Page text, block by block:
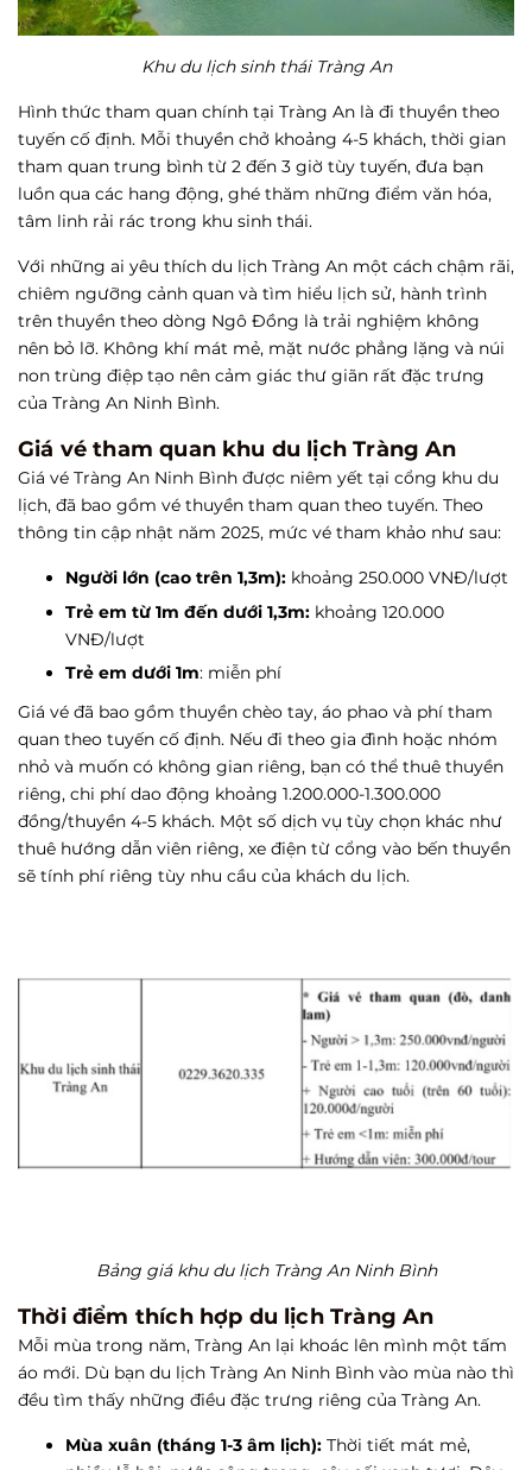
Khu du lịch sinh thái Tràng An
Hình thức tham quan chính tại Tràng An là đi thuyền theo
tuyến cố định. Mỗi thuyền chở khoảng 4-5 khách, thời gian
tham quan trung bình từ 2 đến 3 giờ tùy tuyến, đưa bạn
luồn qua các hang động, ghé thăm những điểm văn hóa,
tâm linh rải rác trong khu sinh thái.
Với những ai yêu thích du lịch Tràng An một cách chậm rãi,
chiêm ngưỡng cảnh quan và tìm hiểu lịch sử, hành trình
trên thuyền theo dòng Ngô Đồng là trải nghiệm không
nên bỏ lỡ. Không khí mát mẻ, mặt nước phẳng lặng và núi
non trùng điệp tạo nên cảm giác thư giãn rất đặc trưng
của Tràng An Ninh Bình.
Giá vé tham quan khu du lịch Tràng An
Giá vé Tràng An Ninh Bình được niêm yết tại cổng khu du
lịch, đã bao gồm vé thuyền tham quan theo tuyến. Theo
thông tin cập nhật năm 2025, mức vé tham khảo như sau:
Người lớn (cao trên 1,3m): khoảng 250.000 VNĐ/lượt
Trẻ em từ 1m đến dưới 1,3m: khoảng 120.000
VNĐ/lượt
Trẻ em dưới 1m: miễn phí
Giá vé đã bao gồm thuyền chèo tay, áo phao và phí tham
quan theo tuyến cố định. Nếu đi theo gia đình hoặc nhóm
nhỏ và muốn có không gian riêng, bạn có thể thuê thuyền
riêng, chi phí dao động khoảng 1.200.000-1.300.000
đồng/thuyền 4-5 khách. Một số dịch vụ tùy chọn khác như
thuê hướng dẫn viên riêng, xe điện từ cổng vào bến thuyền
sẽ tính phí riêng tùy nhu cầu của khách du lịch.
Bảng giá khu du lịch Tràng An Ninh Bình
Thời điểm thích hợp du lịch Tràng An
Mỗi mùa trong năm, Tràng An lại khoác lên mình một tấm
áo mới. Dù bạn du lịch Tràng An Ninh Bình vào mùa nào thì
đều tìm thấy những điều đặc trưng riêng của Tràng An.
Mùa xuân (tháng 1-3 âm lịch): Thời tiết mát mẻ,